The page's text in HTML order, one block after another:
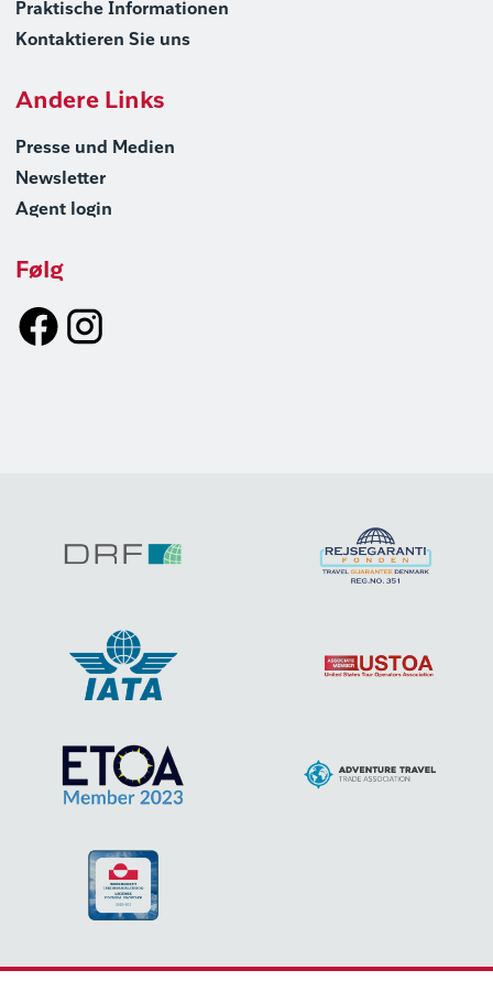
Praktische Informationen
Kontaktieren Sie uns
Andere Links
Presse und Medien
Newsletter
Agent login
Følg